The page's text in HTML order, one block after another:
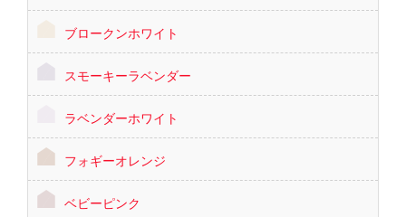
ブロークンホワイト
スモーキーラベンダー
ラベンダーホワイト
フォギーオレンジ
ベビーピンク